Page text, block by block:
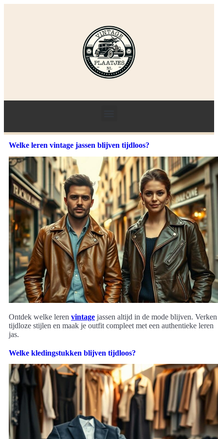
Welke leren vintage jassen blijven tijdloos?
Ontdek welke leren vintage jassen altijd in de mode blijven. Verken
tijdloze stijlen en maak je outfit compleet met een authentieke leren
jas.
Welke kledingstukken blijven tijdloos?